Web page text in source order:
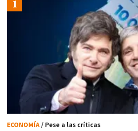
ECONOMÍA/ Pese a las críticas